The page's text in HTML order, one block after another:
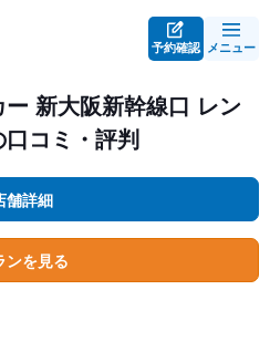
予約確認 メニュー
ー 新大阪新幹線口 レン
コミ・評判
舗詳細
ンを見る